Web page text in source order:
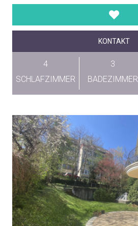
KONTAKT
4
SCHLAFZIMMER
3
BADEZIMMER